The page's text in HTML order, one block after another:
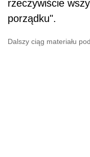
rzeczywiście
porządku".
Dalszy ciąg materiału